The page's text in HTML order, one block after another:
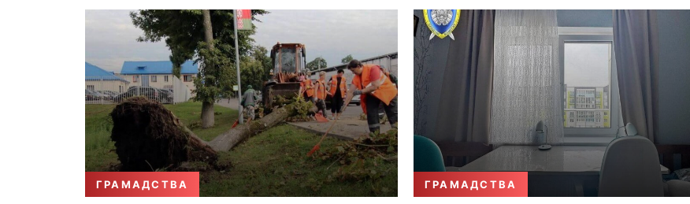
ГРАМАДСТВА ГРАМАДСТВА